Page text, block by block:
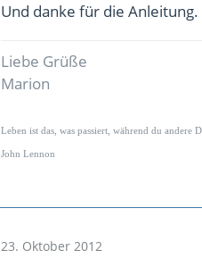
Und danke für die Anleitung.
Liebe Grüße
Marion
Leben ist das, was passiert, während du andere
John Lennon
23. Oktober 2012